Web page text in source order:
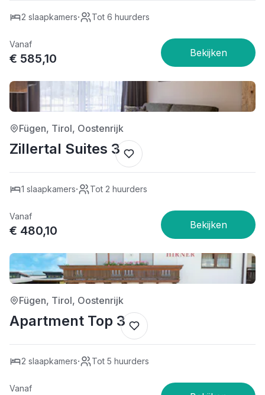
2 slaapkamers· Tot 6 huurders
Vanaf
€ 585,10
4/5
Fügen, Tirol, Oostenrijk
Zillertal Suites 3
1 slaapkamers· Tot 2 huurders
Vanaf
€ 480,10
3/5
Fügen, Tirol, Oostenrijk
Apartment Top 3
2 slaapkamers· Tot 5 huurders
Vanaf